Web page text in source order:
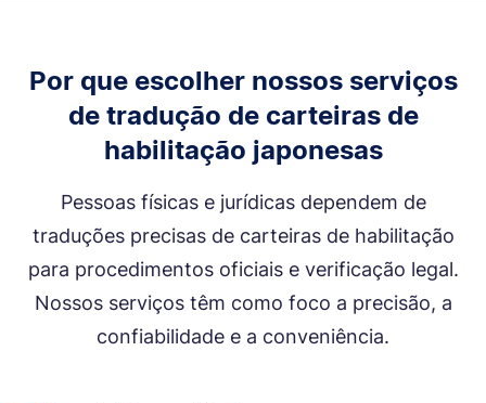
Por que escolher nossos serviços
de tradução de carteiras de
habilitação japonesas
Pessoas físicas e jurídicas dependem de
traduções precisas de carteiras de habilitação
para procedimentos oficiais e verificação legal.
Nossos serviços têm como foco a precisão, a
confiabilidade e a conveniência.